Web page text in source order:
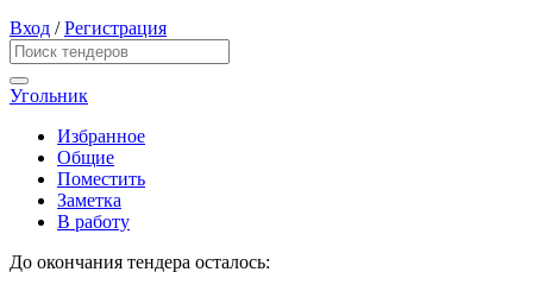
Вход /Регистрация
Угольник
Избранное
Общие
Поместить
Заметка
В работу
До окончания тендера осталось: